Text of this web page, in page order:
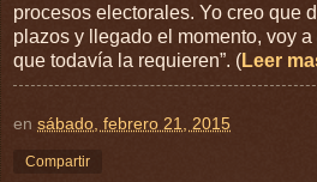
procesos electorales. Yo creo que
plazos y llegado el momento, voy
que todavía la requieren”. (Leer
en sábado, febrero 21, 2015
Compartir